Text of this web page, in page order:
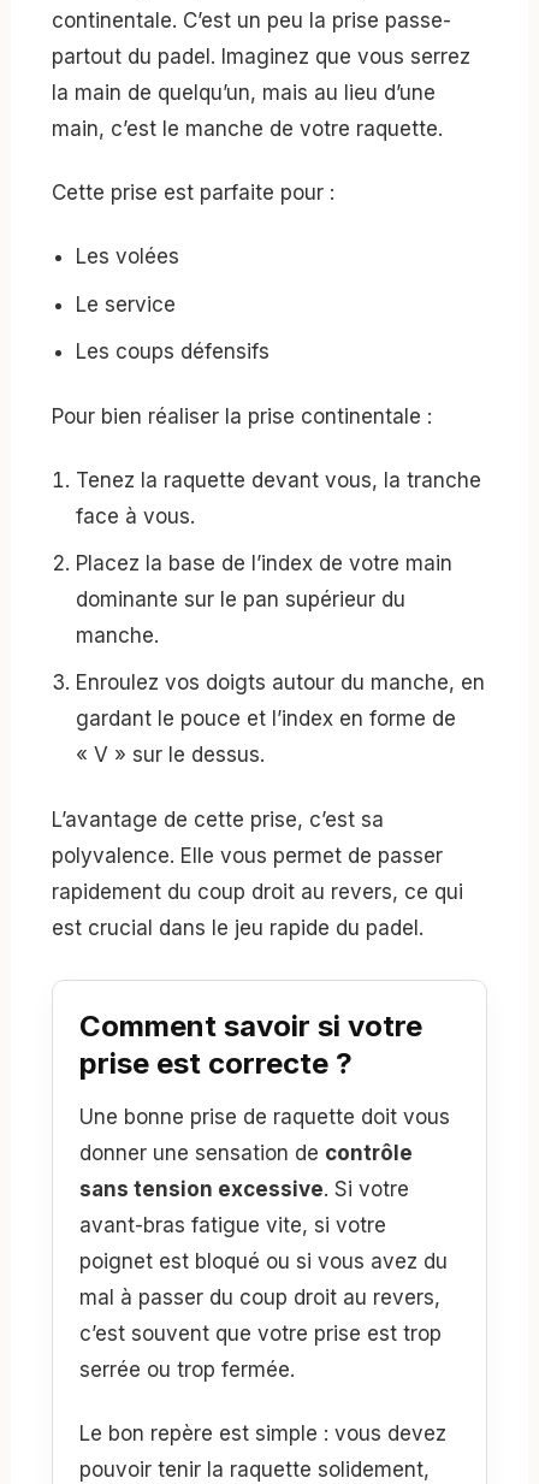
continentale. C’est un peu la prise passe-
partout du padel. Imaginez que vous serrez
la main de quelqu’un, mais au lieu d’une
main, c’est le manche de votre raquette.
Cette prise est parfaite pour :
Les volées
Le service
Les coups défensifs
Pour bien réaliser la prise continentale :
Tenez la raquette devant vous, la tranche
face à vous.
Placez la base de l’index de votre main
dominante sur le pan supérieur du
manche.
Enroulez vos doigts autour du manche, en
gardant le pouce et l’index en forme de
« V » sur le dessus.
L’avantage de cette prise, c’est sa
polyvalence. Elle vous permet de passer
rapidement du coup droit au revers, ce qui
est crucial dans le jeu rapide du padel.
Comment savoir si votre
prise est correcte ?
Une bonne prise de raquette doit vous
donner une sensation de contrôle
sans tension excessive. Si votre
avant-bras fatigue vite, si votre
poignet est bloqué ou si vous avez du
mal à passer du coup droit au revers,
c’est souvent que votre prise est trop
serrée ou trop fermée.
Le bon repère est simple : vous devez
pouvoir tenir la raquette solidement,